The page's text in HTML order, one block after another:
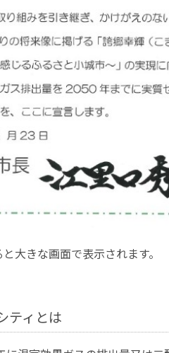
大きな画面で表示されます。
ティとは